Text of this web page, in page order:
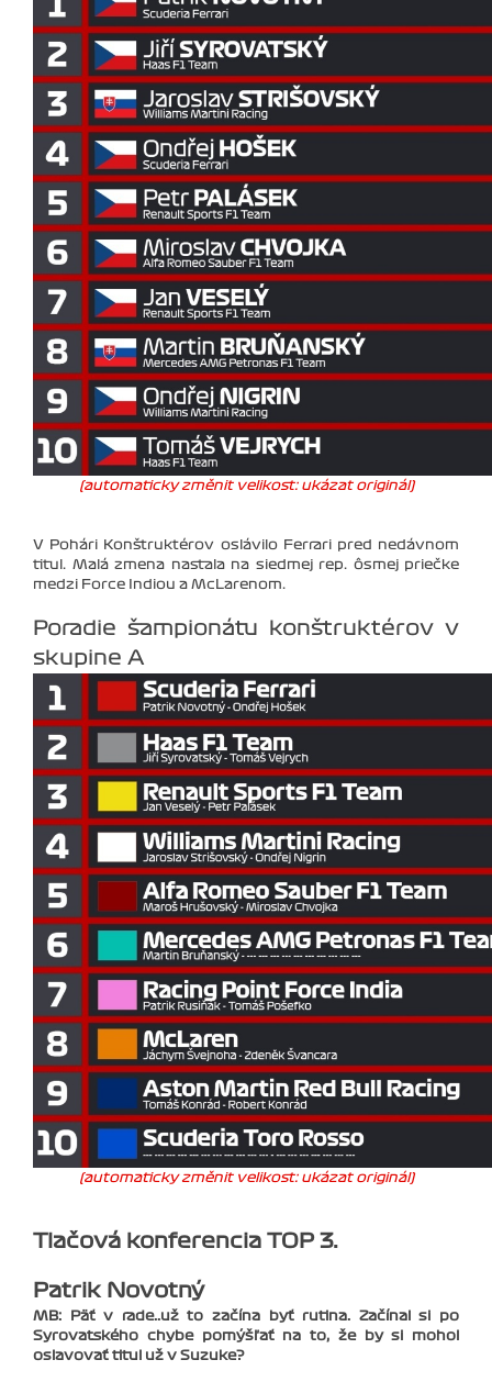
(automaticky změnit velikost: ukázat originál)
V Pohári Konštruktérov oslávilo Ferrari pred nedávnom
titul. Malá zmena nastala na siedmej rep. ôsmej priečke
medzi Force Indiou a McLarenom.
Poradie šampionátu konštruktérov v
skupine A
(automaticky změnit velikost: ukázat originál)
Tlačová konferencia TOP 3.
Patrik Novotný
MB: Päť v rade..už to začína byť rutina. Začínal si po
Syrovatského chybe pomýšľať na to, že by si mohol
oslavovať titul už v Suzuke?